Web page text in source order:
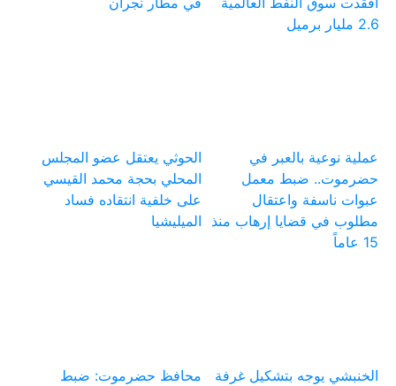
2.6 مليار برميل
عملية نوعية بالعبر في
حضرموت.. ضبط معمل
عبوات ناسفة واعتقال
مطلوب في قضايا إرهاب منذ
15 عاماً
الحوثي يعتقل عضو المجلس
المحلي بحجة محمد القيسي
على خلفية انتقاده فساد
الميليشيا
الخنبشي يوجه بتشكيل غرفة
محافظ حضرموت: ضبط